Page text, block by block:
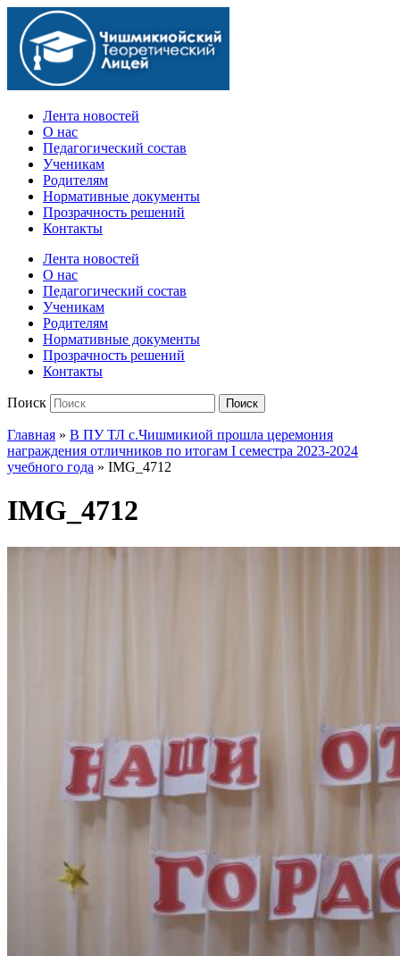
Официальный сайт учебного заведения
Лента новостей
О нас
Педагогический состав
Ученикам
Родителям
Нормативные документы
Прозрачность решений
Контакты
Лента новостей
О нас
Педагогический состав
Ученикам
Родителям
Нормативные документы
Прозрачность решений
Контакты
Поиск Поиск
Главная » В ПУ ТЛ с.Чишмикиой прошла церемония
награждения отличников по итогам I семестра 2023-2024
учебного года » IMG_4712
IMG_4712